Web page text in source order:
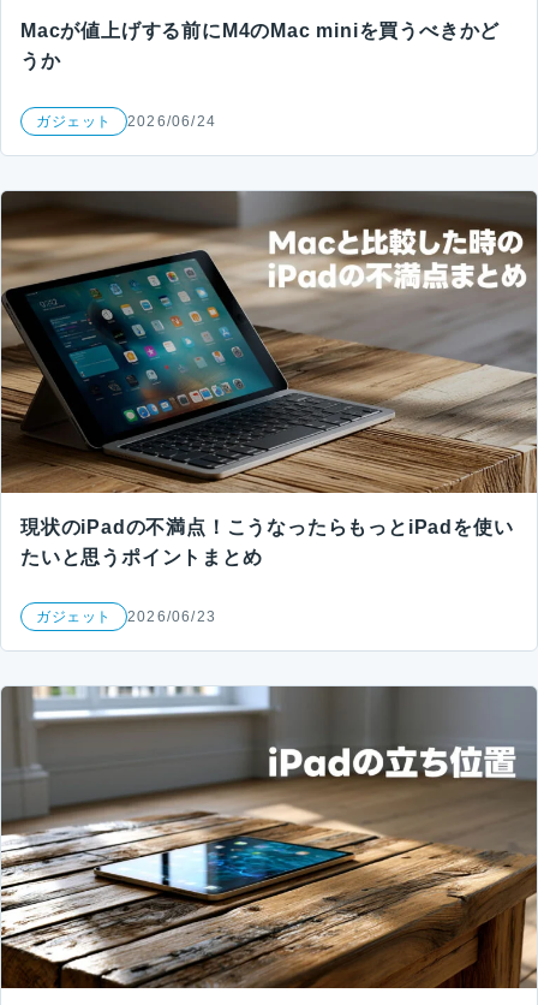
Macが値上げする前にM4のMac miniを買うべきかど
うか
ガジェット 2026/06/24
現状のiPadの不満点！こうなったらもっとiPadを使い
たいと思うポイントまとめ
ガジェット 2026/06/23